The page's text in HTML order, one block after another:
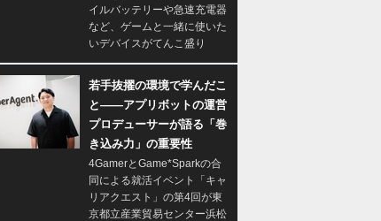
イルバッテリーや急速充電器
など、ゲームと一緒に使いた
いデバイスがてんこ盛り
若手抜擢の環境で学んだこ
と――アプリボットの運営
プロデューサーが語る「巻
き込み力」の重要性
4GamerとGame*Sparkの合
同による就活イベント「キャ
リアクエスト」の第4回が東
京都立産業貿易センター浜松